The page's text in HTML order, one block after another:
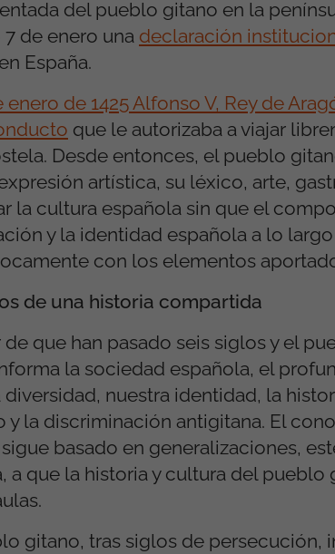
del pueblo gitano en la
de enero una declaración
España.
enero de 1425 Alfonso V, Rey de
que le autorizaba a viajar
Desde entonces, el pueblo
artística, su léxico, arte,
la cultura española sin que el
y la identidad española a lo
con los elementos
de una historia compartida
de que han pasado seis siglos y el
la sociedad española, el
diversidad, nuestra identidad, la
y la discriminación antigitana. El
basado en generalizaciones,
a que la historia y cultura del
gitano, tras siglos de